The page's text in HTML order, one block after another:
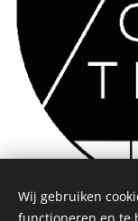
Wij gebruiken